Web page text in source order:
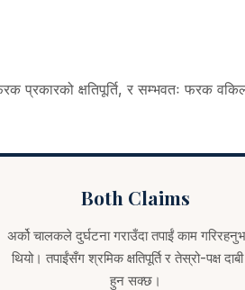
प्रकारको क्षतिपूर्ति, र सम्भवतः फरक
Both Claims
अर्को चालकले दुर्घटना गराउँदा तपाईं काम
थियो। तपाईंसँग श्रमिक क्षतिपूर्ति र तेस्रो-पक्ष
हुन सक्छ।